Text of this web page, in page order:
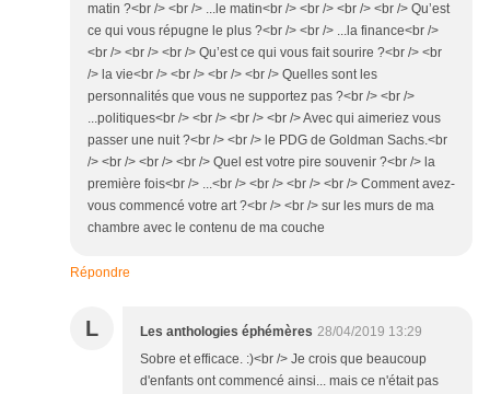
matin ?<br /> <br /> ...le matin<br /> <br /> <br /> <br /> Qu’est
ce qui vous répugne le plus ?<br /> <br /> ...la finance<br />
<br /> <br /> <br /> Qu’est ce qui vous fait sourire ?<br /> <br
/> la vie<br /> <br /> <br /> <br /> Quelles sont les
personnalités que vous ne supportez pas ?<br /> <br />
...politiques<br /> <br /> <br /> <br /> Avec qui aimeriez vous
passer une nuit ?<br /> <br /> le PDG de Goldman Sachs.<br
/> <br /> <br /> <br /> Quel est votre pire souvenir ?<br /> la
première fois<br /> ...<br /> <br /> <br /> <br /> Comment avez-
vous commencé votre art ?<br /> <br /> sur les murs de ma
chambre avec le contenu de ma couche
Répondre
L Les anthologies éphémères 28/04/2019 13:29
Sobre et efficace. :)<br /> Je crois que beaucoup
d'enfants ont commencé ainsi... mais ce n'était pas